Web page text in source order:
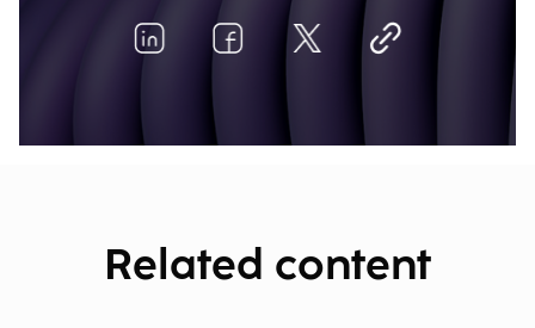
Related content